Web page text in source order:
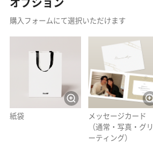
購入フォームにて選択いただけます
紙袋
メッセージカード
（通常・写真・グリ
ーティング）